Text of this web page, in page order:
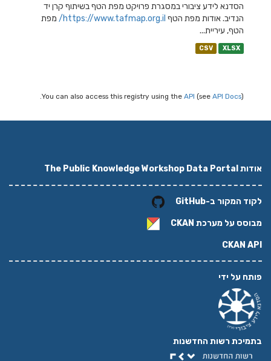
הסדנא לידע ציבורי במסגרת פרויקט מפת הטף בשיתוף קרן יד
הנדיב. אודות מפת הטף https://www.tafmap.org.il/
מפת
הטף, עיריית...
CSV XLSX
You can also access this registry using the API (see API Docs).
אודות The Public Knowledge Workshop Data Portal
לקוד המקור ב-GitHub
מבוסס על מערכת CKAN
CKAN API
פותח על ידי
בתמיכת רשות החדשנות